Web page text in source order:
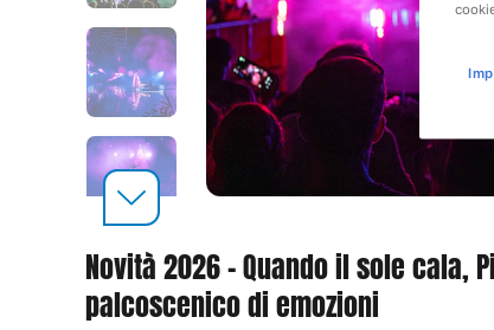
Novità 2026 - Quando il sole cala,
palcoscenico di emozioni